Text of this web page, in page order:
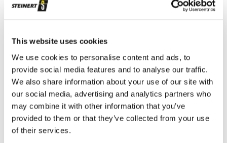
This website uses cookies
We use cookies to personalise content and ads, to
provide social media features and to analyse our traffic.
We also share information about your use of our site with
our social media, advertising and analytics partners who
may combine it with other information that you’ve
provided to them or that they’ve collected from your use
of their services.
Abfallsortierung - die passenden Lösungen für vielfältige
Anforderungen
Bergbau
Unsere speziell für den Bergbau entwickelten Sortiergeräte
Metall Recycling Übersicht
Innovative und sensorgestützte Lösungen für hohe
Sortiertiefen für ein effektives Metallrecycling